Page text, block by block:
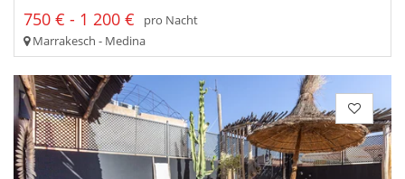
750 € - 1 200 €
pro Nacht
Marrakesch - Medina